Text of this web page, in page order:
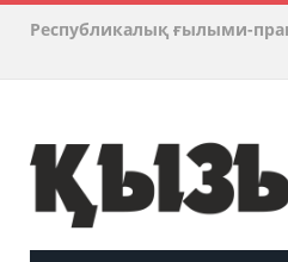
Республикалық ғылыми-